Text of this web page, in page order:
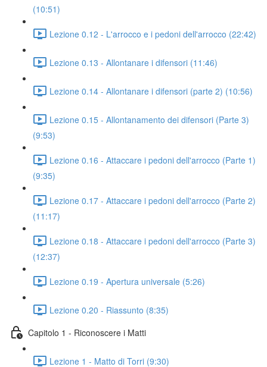
(10:51)
Lezione 0.12 - L'arrocco e i pedoni dell'arrocco (22:42)
Lezione 0.13 - Allontanare i difensori (11:46)
Lezione 0.14 - Allontanare i difensori (parte 2) (10:56)
Lezione 0.15 - Allontanamento dei difensori (Parte 3)
(9:53)
Lezione 0.16 - Attaccare i pedoni dell'arrocco (Parte 1)
(9:35)
Lezione 0.17 - Attaccare i pedoni dell'arrocco (Parte 2)
(11:17)
Lezione 0.18 - Attaccare i pedoni dell'arrocco (Parte 3)
(12:37)
Lezione 0.19 - Apertura universale (5:26)
Lezione 0.20 - Riassunto (8:35)
Capitolo 1 - Riconoscere i Matti
Lezione 1 - Matto di Torri (9:30)